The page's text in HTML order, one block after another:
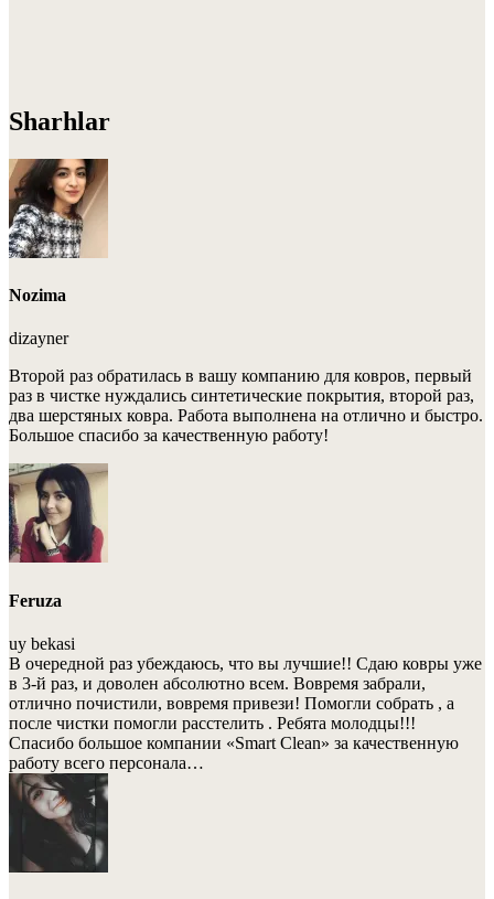
Sharhlar
Nozima
dizayner
Второй раз обратилась в вашу компанию для ковров, первый
раз в чистке нуждались синтетические покрытия, второй раз,
два шерстяных ковра. Работа выполнена на отлично и быстро.
Большое спасибо за качественную работу!
Feruza
uy bekasi
В очередной раз убеждаюсь, что вы лучшие!! Сдаю ковры уже
в 3-й раз, и доволен абсолютно всем. Вовремя забрали,
отлично почистили, вовремя привези! Помогли собрать , а
после чистки помогли расстелить . Ребята молодцы!!!
Спасибо большое компании «Smart Clean» за качественную
работу всего персонала…